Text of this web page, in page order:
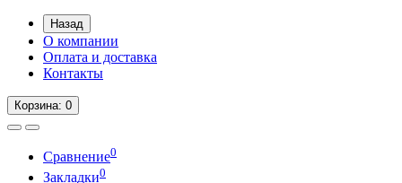
Назад
О компании
Оплата и доставка
Контакты
Корзина: 0
Сравнение0
Закладки0